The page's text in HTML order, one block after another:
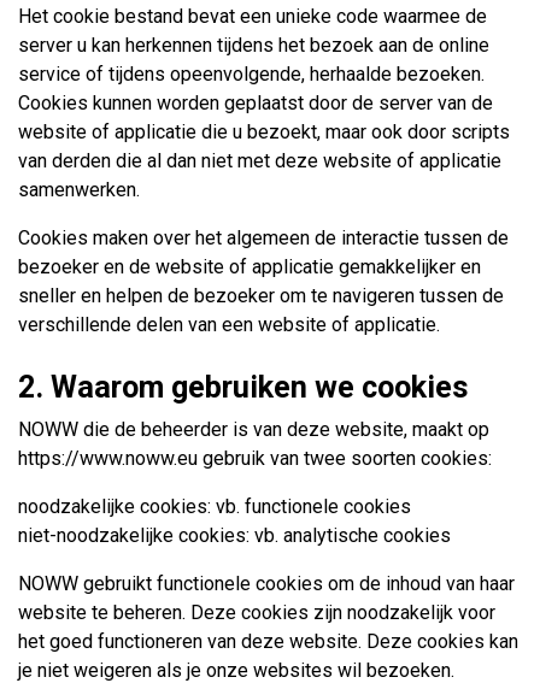
Het cookie bestand bevat een unieke code waarmee de
server u kan herkennen tijdens het bezoek aan de online
service of tijdens opeenvolgende, herhaalde bezoeken.
Cookies kunnen worden geplaatst door de server van de
website of applicatie die u bezoekt, maar ook door scripts
van derden die al dan niet met deze website of applicatie
samenwerken.
Cookies maken over het algemeen de interactie tussen de
bezoeker en de website of applicatie gemakkelijker en
sneller en helpen de bezoeker om te navigeren tussen de
verschillende delen van een website of applicatie.
2. Waarom gebruiken we cookies
NOWW die de beheerder is van deze website, maakt op
https://www.noww.eu gebruik van twee soorten cookies:
noodzakelijke cookies: vb. functionele cookies
niet-noodzakelijke cookies: vb. analytische cookies
NOWW gebruikt functionele cookies om de inhoud van haar
website te beheren. Deze cookies zijn noodzakelijk voor
het goed functioneren van deze website. Deze cookies kan
je niet weigeren als je onze websites wil bezoeken.